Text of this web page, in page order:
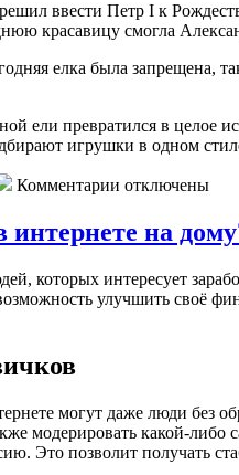
ввести Петр I к
красавицу смогла
елка была запрещена,
ели превратился в целое
игрушки в одном
Комментарии отключены
интернете на
которых интересует
улучшить своё
могут даже люди без
модерировать какой-
Это позволит получать